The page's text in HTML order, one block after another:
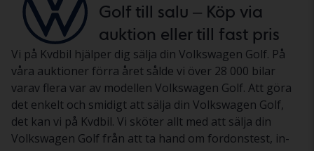
Golf till salu – Köp via
auktion eller till fast pris
Vi på Kvdbil hjälper dig sälja din Volkswagen Golf. På
våra auktioner förra året sålde vi över 28 000 bilar
varav flera var av modellen Volkswagen Golf. Att göra
det enkelt och smidigt att sälja din Volkswagen Golf,
det kan vi på Kvdbil. Vi sköter allt med att sälja din
Volkswagen Golf från att ta hand om fordonstest, in-